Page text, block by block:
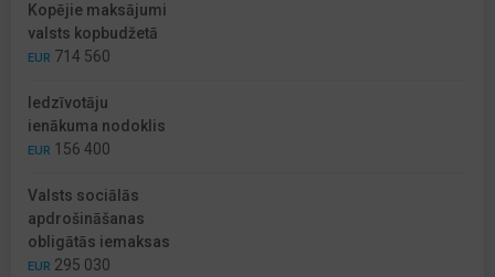
Kopējie maksājumi
valsts kopbudžetā
EUR 714 560
Iedzīvotāju
ienākuma nodoklis
EUR 156 400
Valsts sociālās
apdrošināšanas
obligātās iemaksas
EUR 295 030